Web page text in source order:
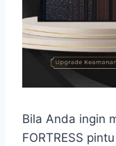
Bila Anda ingin
FORTRESS